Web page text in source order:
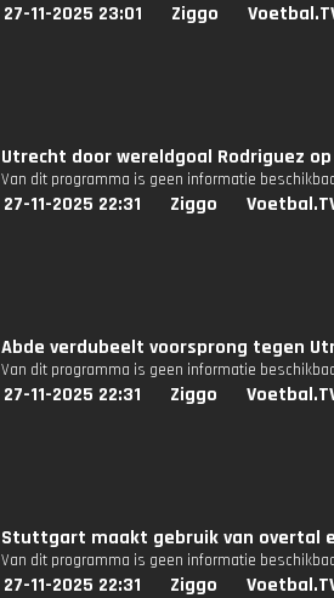
27-11-2025 23:01 Ziggo
Utrecht door wereldgoal Rodriguez op
Van dit programma is geen informatie
27-11-2025 22:31 Ziggo
Abde verdubeelt voorsprong tegen
Van dit programma is geen informatie
27-11-2025 22:31 Ziggo
Stuttgart maakt gebruik van overtal
Van dit programma is geen informatie
27-11-2025 22:31 Ziggo